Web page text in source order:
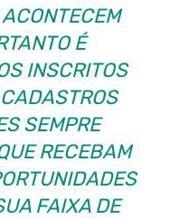
É
INSCRITOS
SEMPRE
RECEBAM
FAIXA DE